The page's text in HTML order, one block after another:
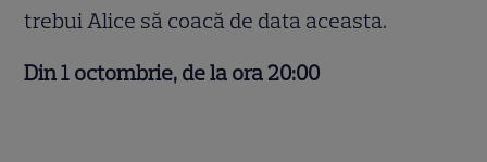
trebui Alice să coacă de data aceasta.
Din 1 octombrie, de la ora 20:00